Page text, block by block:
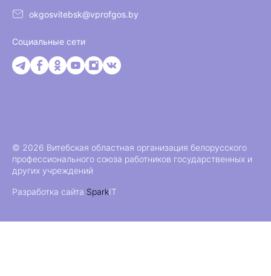
okgosvitebsk@vprofgos.by
Социальные сети
© 2026 Витебская областная организация белорусского
профессионального союза работников государственных и
других учреждений
Разработка сайта SparkIT